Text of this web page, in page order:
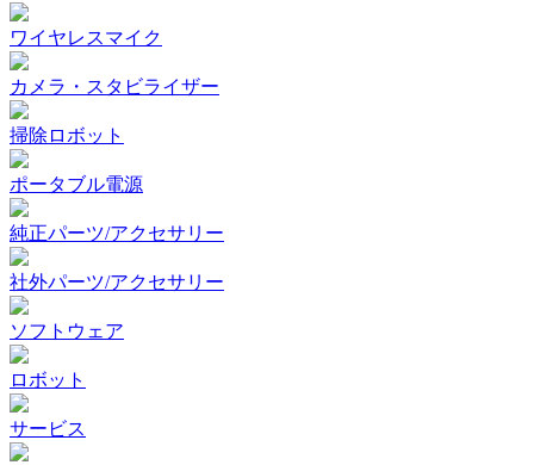
ワイヤレスマイク
カメラ・スタビライザー
掃除ロボット
ポータブル電源
純正パーツ/アクセサリー
社外パーツ/アクセサリー
ソフトウェア
ロボット
サービス